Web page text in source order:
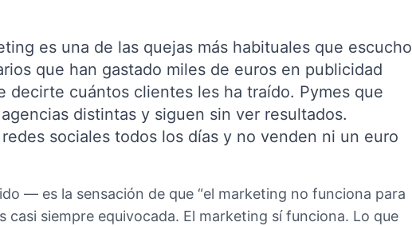
es una de las quejas más habituales que escucho
que han gastado miles de euros en publicidad
decirte cuántos clientes les ha traído. Pymes que
distintas y siguen sin ver resultados.
sociales todos los días y no venden ni un euro
— es la sensación de que “el marketing no funciona para
casi siempre equivocada. El marketing sí funciona. Lo que